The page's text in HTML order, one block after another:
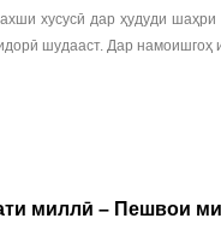
хусусӣ дар ҳудуди
шудааст. Дар
миллӣ – Пешвои